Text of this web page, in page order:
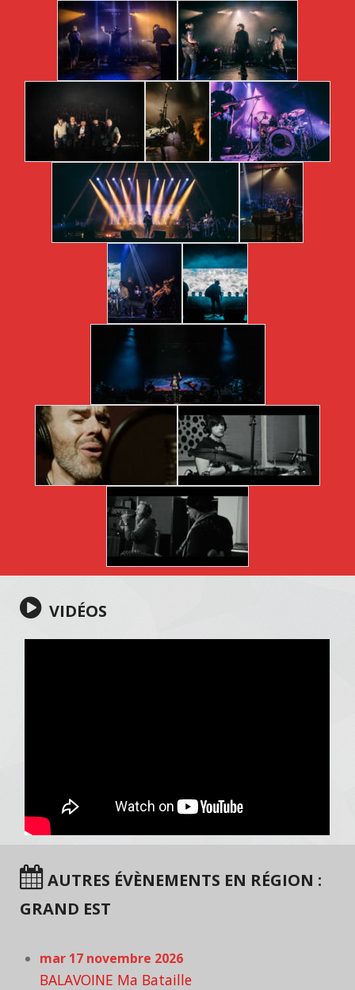
VIDÉOS
AUTRES ÉVÈNEMENTS EN RÉGION :
GRAND EST
mar 17 novembre 2026
BALAVOINE Ma Bataille